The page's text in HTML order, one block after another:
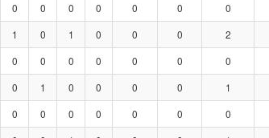
0 0 0 0 0 0 0
1 0 1 0 0 0 2
0 0 0 0 0 0 0
0 1 0 0 0 0 1
0 0 0 0 0 0 0